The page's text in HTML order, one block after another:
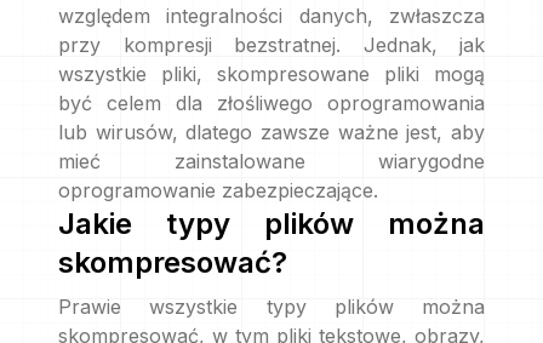
względem integralności danych, zwłaszcza
przy kompresji bezstratnej. Jednak, jak
wszystkie pliki, skompresowane pliki mogą
być celem dla złośliwego oprogramowania
lub wirusów, dlatego zawsze ważne jest, aby
mieć zainstalowane wiarygodne
oprogramowanie zabezpieczające.
Jakie typy plików można
skompresować?
Prawie wszystkie typy plików można
skompresować, w tym pliki tekstowe, obrazy,